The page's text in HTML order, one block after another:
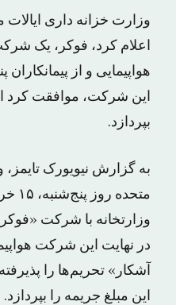
وزارت خزانه داری
اعلام کرد، فوکر، یک
هواپیمایی و از
این شرکت، موافقت کرد
بپردازد.
به گزارش نیویورک تایمز،
وزارتخانه با شرکت
در نهایت این شرکت
آشکار» تحریم‌ها را
این مبلغ جریمه را بپردازد.